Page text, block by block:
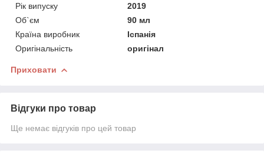
Рік випуску
2019
Об`єм
90 мл
Країна виробник
Іспанія
Оригінальність
оригінал
Приховати
Відгуки про товар
Ще немає відгуків про цей товар